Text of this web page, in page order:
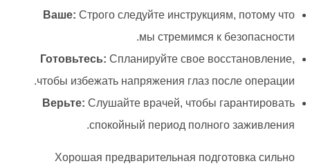
Ваше: Строго следуйте инструкциям, потому что
мы стремимся к безопасности.
Готовьтесь: Спланируйте свое восстановление,
чтобы избежать напряжения глаз после операции.
Верьте: Слушайте врачей, чтобы гарантировать
спокойный период полного заживления.
Хорошая предварительная подготовка сильно